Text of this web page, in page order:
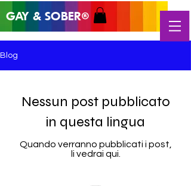
GAY & SOBER®
Blog
Nessun post pubblicato
in questa lingua
Quando verranno pubblicati i post,
li vedrai qui.